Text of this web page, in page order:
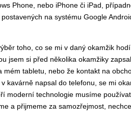
Phone, nebo iPhone či iPad,
na systému Google
toho, co se mi v daný okamžik
jsem si před několika okamžiky
mém tabletu, nebo že kontakt na
kavárně napsal do telefonu, se mi
moderní technologie musíme
a přijmeme za samozřejmost,